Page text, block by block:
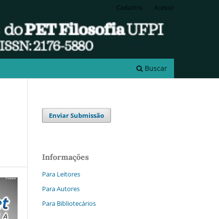
Buscar
Cadastro Acesso
Enviar Submissão
Informações
Para Leitores
Para Autores
Para Bibliotecários